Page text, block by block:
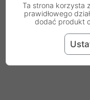
Ta strona korzysta z
prawidłowego
dodać produkt